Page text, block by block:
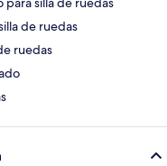
de ruedas
ruedas